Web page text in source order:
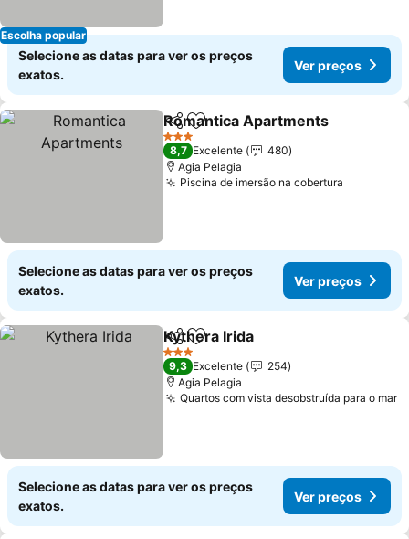
Escolha popular
Selecione as datas para ver os preços
exatos.
Ver preços
PartilharAdicionar aos favoritos
Romantica Apartments
3 Estrelas
8,7 Excelente
480
Agia Pelagia
Piscina de imersão na cobertura
Selecione as datas para ver os preços
exatos.
Ver preços
PartilharAdicionar aos favoritos
Kythera Irida
3 Estrelas
9,3 Excelente
254
Agia Pelagia
Quartos com vista desobstruída para o mar
Selecione as datas para ver os preços
exatos.
Ver preços